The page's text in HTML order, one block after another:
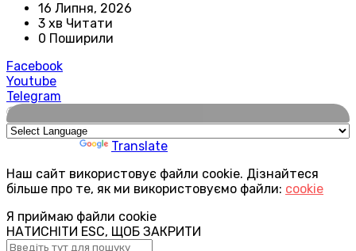
16 Липня, 2026
3 хв Читати
0 Поширили
Facebook
Youtube
Telegram
🌍
Translate
Наш сайт використовує файли cookie. Дізнайтеся
більше про те, як ми використовуємо файли: cookie
Я приймаю файли cookie
НАТИСНІТИ ESC, ЩОБ ЗАКРИТИ